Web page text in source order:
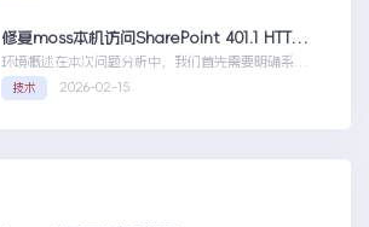
修复moss本机访问SharePoint 401.1 HTTP错误
环境概述在本次问题分析中，我们首先需要明确系统
的运行环境。了解环境配置不仅能帮助我们定位问
题，也为...修复moss本机访问
技术 2026-02-15